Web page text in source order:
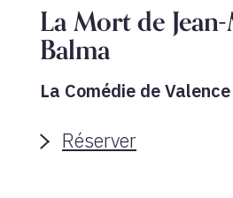
La Mort de
Balma
La Comédie de Valence
Réserver